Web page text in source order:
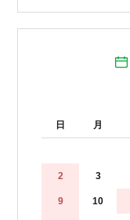
日 月
2 3
9 10